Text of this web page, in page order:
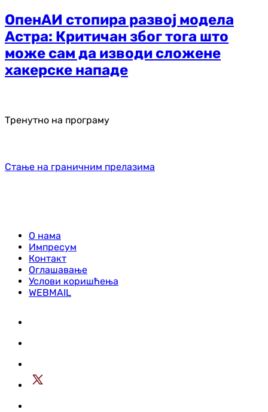
ОпенАИ стопира развој модела
Астра: Критичан због тога што
може сам да изводи сложене
хакерске нападе
Тренутно на програму
Стање на граничним прелазима
О нама
Импресум
Контакт
Оглашавање
Услови коришћења
WEBMAIL